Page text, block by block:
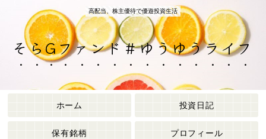
高配当、株主優待で優遊投資生活
そらGファンド＃ゆうゆうライフ
ホーム 投資日記
保有銘柄 プロフィール